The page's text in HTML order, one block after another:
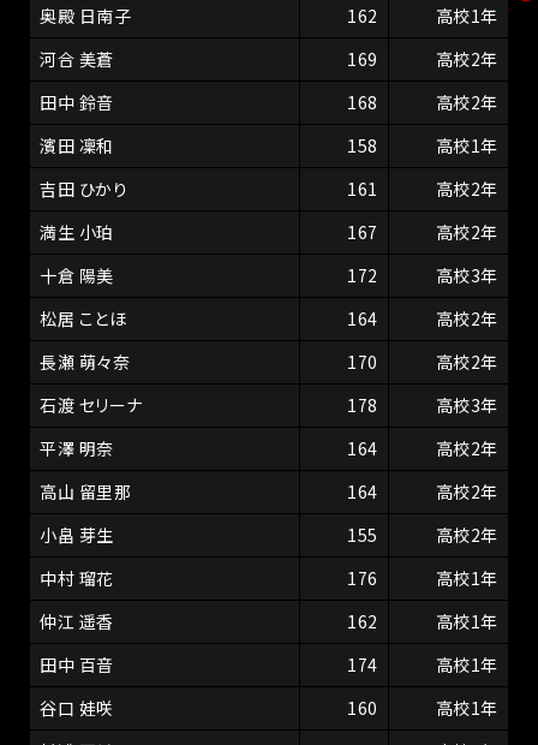
奥殿 日南子
162
高校1年
河合 美蒼
169
高校2年
田中 鈴音
168
高校2年
濱田 凜和
158
高校1年
吉田 ひかり
161
高校2年
満生 小珀
167
高校2年
十倉 陽美
172
高校3年
松居 ことほ
164
高校2年
長瀬 萌々奈
170
高校2年
石渡 セリーナ
178
高校3年
平澤 明奈
164
高校2年
高山 留里那
164
高校2年
小畠 芽生
155
高校2年
中村 瑠花
176
高校1年
仲江 遥香
162
高校1年
田中 百音
174
高校1年
谷口 娃咲
160
高校1年